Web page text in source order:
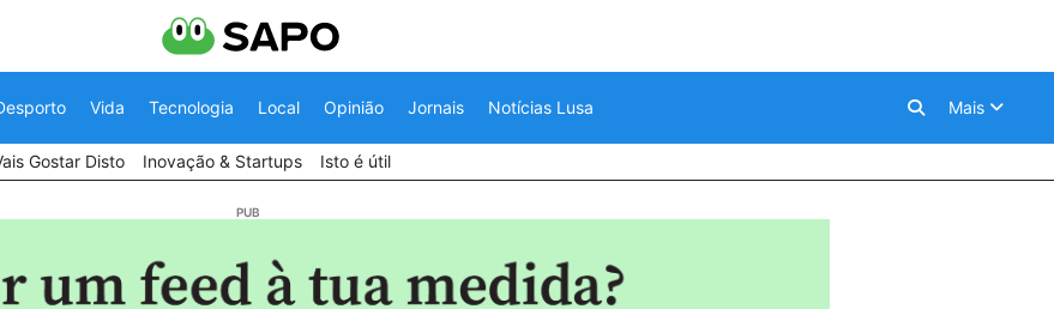
Vida Tecnologia Local Opinião Jornais Notícias Lusa Mais
Gostar Disto Inovação & Startups Isto é útil